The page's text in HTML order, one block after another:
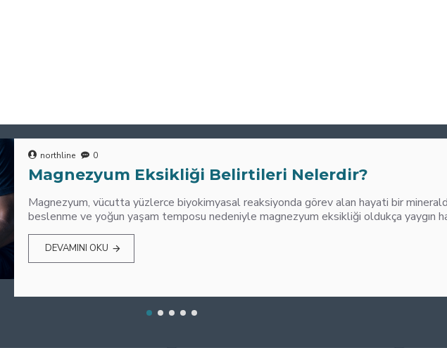
northline 0
Magnezyum Eksikliği Belirtileri Nelerdir?
Magnezyum, vücutta yüzlerce biyokimyasal reaksiyonda görev alan hayati bir
beslenme ve yoğun yaşam temposu nedeniyle magnezyum eksikliği oldukça yaygın
DEVAMINI OKU